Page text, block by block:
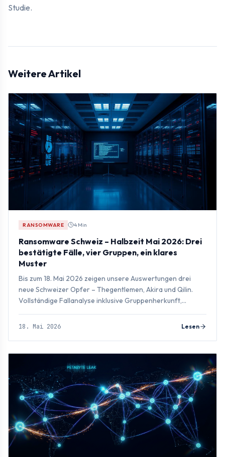
Studie.
Weitere Artikel
RANSOMWARE 4 Min
Ransomware Schweiz – Halbzeit Mai 2026: Drei
bestätigte Fälle, vier Gruppen, ein klares
Muster
Bis zum 18. Mai 2026 zeigen unsere Auswertungen drei
neue Schweizer Opfer – Thegentlemen, Akira und Qilin.
Vollständige Fallanalyse inklusive Gruppenherkunft,
18. Mai 2026 Lesen